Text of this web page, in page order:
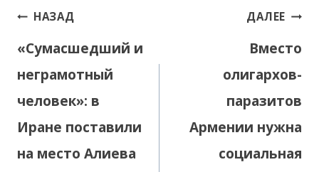
Навигация
записям
НАЗАД
«Сумасшедший и
неграмотный
человек»: в
Иране поставили
на место Алиева
ДАЛЕЕ
Вместо
олигархов-
паразитов
Армении нужна
социальная